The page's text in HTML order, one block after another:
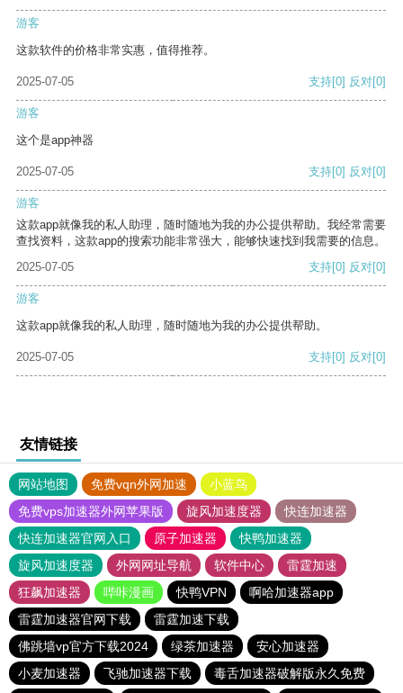
游客
这款软件的价格非常实惠，值得推荐。
2025-07-05 支持[0] 反对[0]
游客
这个是app神器
2025-07-05 支持[0] 反对[0]
游客
这款app就像我的私人助理，随时随地为我的办公提供帮助。我经常需要
查找资料，这款app的搜索功能非常强大，能够快速找到我需要的信息。
2025-07-05
支持[0] 反对[0]
游客
这款app就像我的私人助理，随时随地为我的办公提供帮助。
2025-07-05 支持[0] 反对[0]
友情链接
网站地图 免费vqn外网加速
小蓝鸟
免费vps加速器外网苹果版
旋风加速度器
快连加速器
快连加速器官网入口
原子加速器
快鸭加速器
旋风加速度器
外网网址导航 软件中心
雷霆加速
狂飙加速器
哔咔漫画 快鸭VPN
啊哈加速器app
雷霆加速器官网下载
雷霆加速下载
佛跳墙vp官方下载2024
绿茶加速器
安心加速器
小麦加速器
飞驰加速器下载 毒舌加速器破解版永久免费